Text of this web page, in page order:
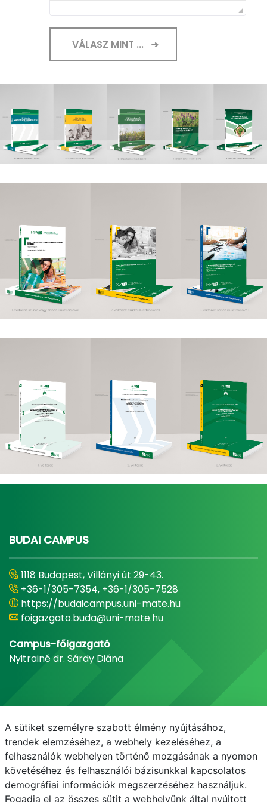
VÁLASZ MINT ...
BUDAI CAMPUS
1118 Budapest, Villányi út 29-43.
+36-1/305-7354, +36-1/305-7528
https://budaicampus.uni-mate.hu
foigazgato.buda@uni-mate.hu
Campus-főigazgató
Nyitrainé dr. Sárdy Diána
E-mail Telefonkönyv NEPTUN E-learning
A sütiket személyre szabott élmény nyújtásához,
trendek elemzéséhez, a webhely kezeléséhez, a
felhasználók webhelyen történő mozgásának a nyomon
követéséhez és felhasználói bázisunkkal kapcsolatos
demográfiai információk megszerzéséhez használjuk.
Fogadja el az összes sütit a webhelyünk által nyújtott